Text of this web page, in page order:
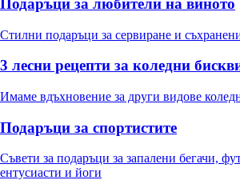
Подаръци за любители на виното
Стилни подаръци за сервиране и
3 лесни рецепти за коледни
Имаме вдъхновение за други видове
Подаръци за спортистите
Съвети за подаръци за запалени бегачи,
ентусиасти и йоги